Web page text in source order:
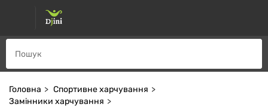
Головна
Спортивне харчування
Замінники харчування